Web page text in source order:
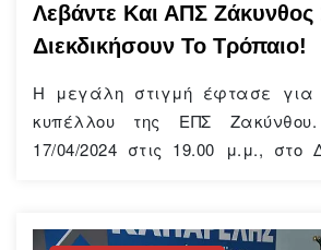
Λεβάντε Και ΑΠΣ
Διεκδικήσουν Το Τρόπαιο!
Η μεγάλη στιγμή έφτασε για
κυπέλλου της ΕΠΣ
17/04/2024 στις 19.00 μ.μ., στο
Ζάκυνθος 1961 θα